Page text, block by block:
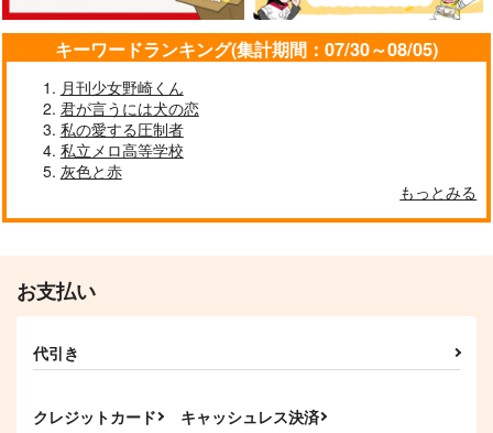
fortunate error
透りすがり
472円（税込）
サンプル
ホームメイド・出られ
ケイト×イデア
1,257円（税込）
キーワードランキング(集計期間：07/30～08/05)
月刊少女野崎くん
君が言うには犬の恋
私の愛する圧制者
私立メロ高等学校
灰色と赤
もっとみる
お支払い
代引き
クレジットカード キャッシュレス決済